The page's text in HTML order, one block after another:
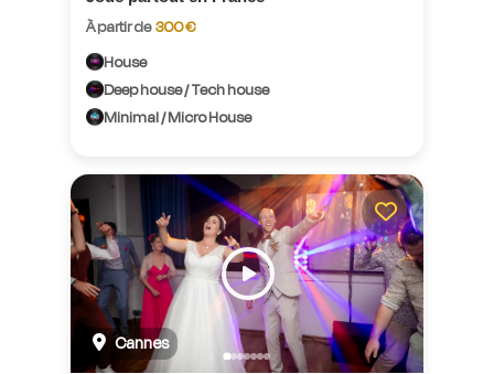
À partir de 300 €
House
Deep house / Tech house
Minimal / Micro House
Cannes